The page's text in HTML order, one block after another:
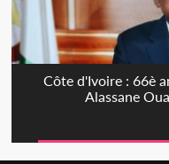
Côte d'Ivoire : 66è
Alassane